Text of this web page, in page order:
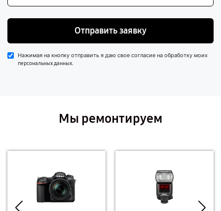
Отправить заявку
Нажимая на кнопку отправить я даю свое согласие на обработку моих
персональных данных.
Мы ремонтируем